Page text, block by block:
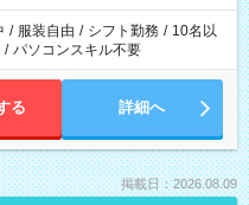
を超える場合は応募できません。
/ 服装自由 / シフト勤務 / 10名以
/ パソコンスキル不要
る 詳細へ
掲載日：2026.08.09